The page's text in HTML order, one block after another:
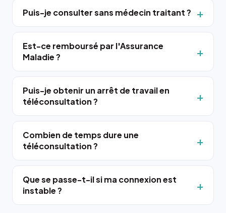
Puis-je consulter sans médecin traitant ?
Est-ce remboursé par l'Assurance
Maladie ?
Puis-je obtenir un arrêt de travail en
téléconsultation ?
Combien de temps dure une
téléconsultation ?
Que se passe-t-il si ma connexion est
instable ?